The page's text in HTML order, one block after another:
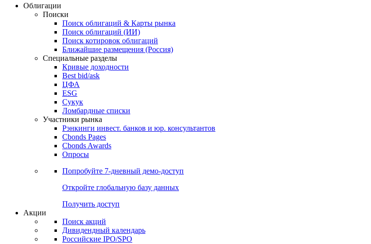
Облигации
Поиски
Поиск облигаций & Карты рынка
Поиск облигаций (ИИ)
Поиск котировок облигаций
Ближайшие размещения (Россия)
Специальные разделы
Кривые доходности
Best bid/ask
ЦФА
ESG
Сукук
Ломбардные списки
Участники рынка
Рэнкинги инвест. банков и юр. консультантов
Cbonds Pages
Cbonds Awards
Опросы
Попробуйте 7-дневный демо-доступ
Откройте глобальную базу данных
Получить доступ
Акции
Поиск акций
Дивидендный календарь
Российские IPO/SPO